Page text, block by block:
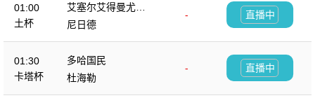
01:00
土杯
艾塞尔艾得曼尤尔
杜
-
尼日德
直播中
01:30
卡塔杯
多哈国民
-
杜海勒
直播中